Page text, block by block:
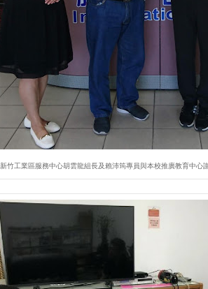
新竹工業區服務中心胡雲龍組長及賴沛筠專員與本校推廣教育中心